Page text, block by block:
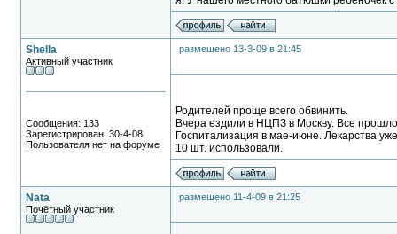
Shella
Активный участник
Сообщения: 133
Зарегистрирован: 30-4-08
Пользователя нет на форуме
размещено 13-3-09 в 21:45
Родителей проще всего обвинить.
Вчера ездили в НЦПЗ в Москву. Все
Госпитализация в мае-июне. Лекарства
10 шт. использовали.
Nata
Почётный участник
размещено 11-4-09 в 21:25